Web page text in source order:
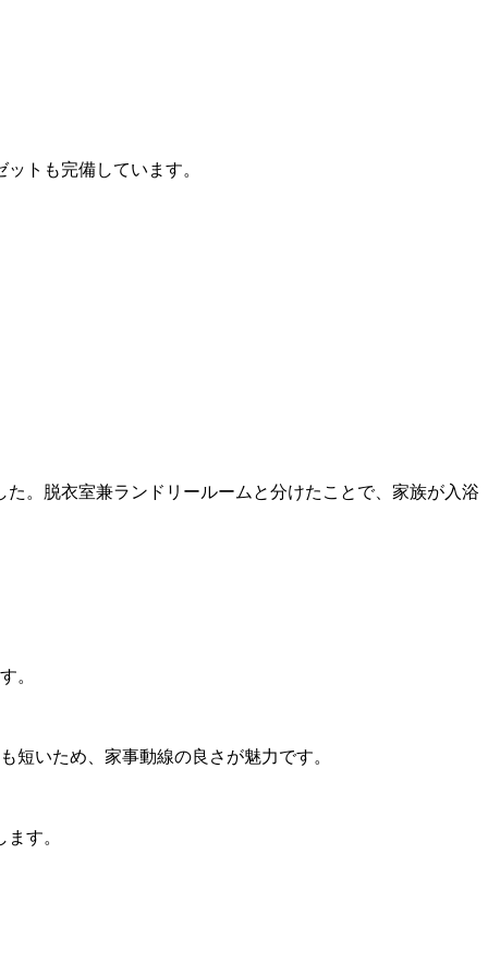
トも完備しています。
。脱衣室兼ランドリールームと分けたことで、家族が入浴
。
いため、家事動線の良さが魅力です。
す。